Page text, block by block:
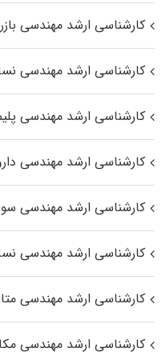
کارشناسی ارشد مهندسی
کارشناسی ارشد مهندسی
کارشناسی ارشد مهندسی
کارشناسی ارشد مهندسی
کارشناسی ارشد مهندسی
کارشناسی ارشد مهندسی
کارشناسی ارشد مهندسی
کارشناسی ارشد مهندسی